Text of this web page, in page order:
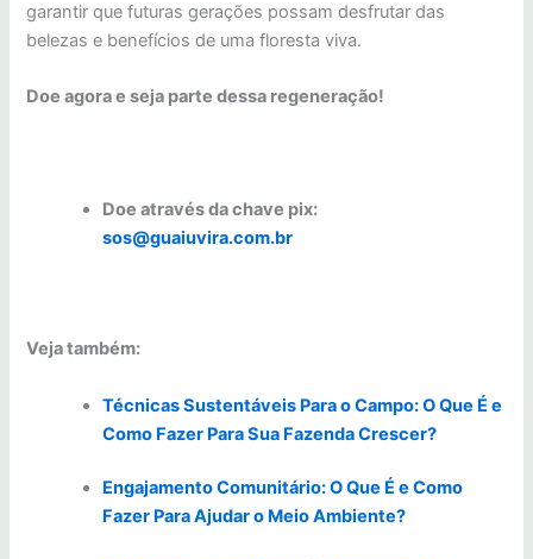
garantir que futuras gerações possam desfrutar das
belezas e benefícios de uma floresta viva.
Doe agora e seja parte dessa regeneração!
Doe através da chave pix:
sos@guaiuvira.com.br
Veja também:
Técnicas Sustentáveis Para o Campo: O Que É e
Como Fazer Para Sua Fazenda Crescer?
Engajamento Comunitário: O Que É e Como
Fazer Para Ajudar o Meio Ambiente?